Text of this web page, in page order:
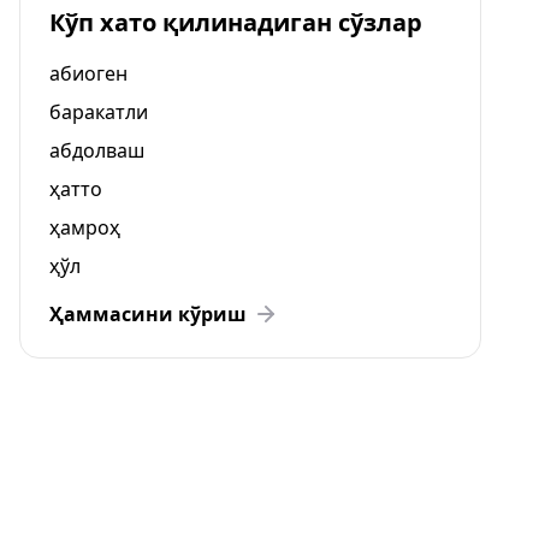
Кўп хато қилинадиган сўзлар
абиоген
баракатли
абдолваш
ҳатто
ҳамроҳ
ҳўл
Ҳаммасини кўриш